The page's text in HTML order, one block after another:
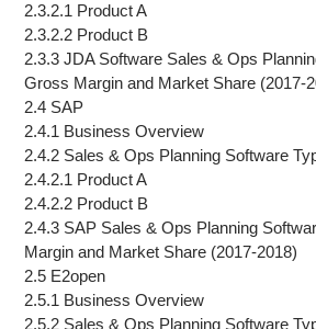
2.3.2.1 Product A
2.3.2.2 Product B
2.3.3 JDA Software Sales & Ops
Gross Margin and Market Share (2017-
2.4 SAP
2.4.1 Business Overview
2.4.2 Sales & Ops Planning Software
2.4.2.1 Product A
2.4.2.2 Product B
2.4.3 SAP Sales & Ops Planning
Margin and Market Share (2017-2018)
2.5 E2open
2.5.1 Business Overview
2.5.2 Sales & Ops Planning Software